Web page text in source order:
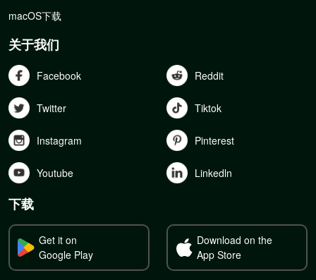
macOS下载
关于我们
Facebook Reddit
Twitter Tiktok
Instagram Pinterest
Youtube Linkedln
下载
Get it on
Google Play
Download on the
App Store